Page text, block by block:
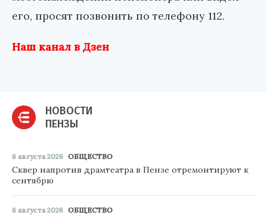
его, просят позвонить по телефону 112.
Наш канал в Дзен
НОВОСТИ
ПЕНЗЫ
6 августа 2026 ОБЩЕСТВО
Сквер напротив драмтеатра в Пензе отремонтируют к
сентябрю
6 августа 2026 ОБЩЕСТВО